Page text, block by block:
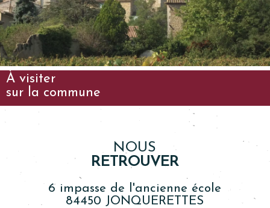
À visiter
sur la commune
NOUS
RETROUVER
6 impasse de l'ancienne école
84450 JONQUERETTES